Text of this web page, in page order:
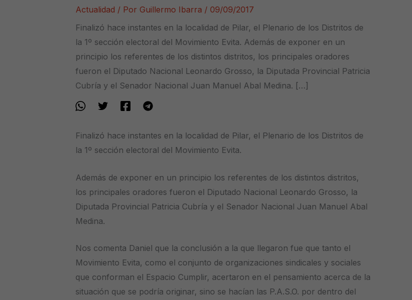
Actualidad / Por Guillermo Ibarra /09/09/2017
Finalizó hace instantes en la localidad de Pilar, el Plenario de los Distritos de
la 1º sección electoral del Movimiento Evita. Además de exponer en un
principio los referentes de los distintos distritos, los principales oradores
fueron el Diputado Nacional Leonardo Grosso, la Diputada Provincial Patricia
Cubría y el Senador Nacional Juan Manuel Abal Medina. […]
Finalizó hace instantes en la localidad de Pilar, el Plenario de los Distritos de
la 1º sección electoral del Movimiento Evita.
Además de exponer en un principio los referentes de los distintos distritos,
los principales oradores fueron el Diputado Nacional Leonardo Grosso, la
Diputada Provincial Patricia Cubría y el Senador Nacional Juan Manuel Abal
Medina.
Nos comenta Daniel que la conclusión a la que llegaron fue que tanto el
Movimiento Evita, como el conjunto de organizaciones sindicales y sociales
que conforman el Espacio Cumplir, acertaron en el pensamiento acerca de la
situación que se podría originar, sino se hacían las P.A.S.O. por dentro del